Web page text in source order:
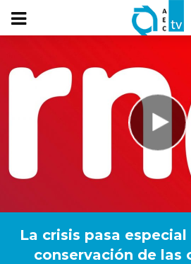
La crisis pasa
conservación de las